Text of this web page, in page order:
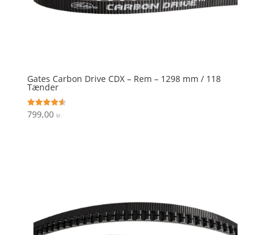
Gates Carbon Drive CDX – Rem – 1298 mm / 118
Tænder
Vurderet
4.6
799,00 kr.